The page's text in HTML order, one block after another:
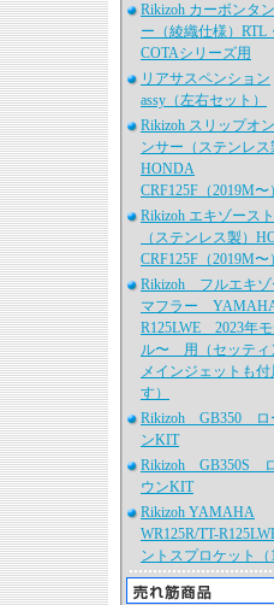
Rikizoh カーボンタ
ー（綾織仕様）RTL・
COTAシリーズ用
リアサスペンション
assy（左右セット）
Rikizoh スリップオ
ンサー（ステンレス
HONDA
CRF125F（2019M〜
Rikizoh エキゾース
（ステンレス製）
CRF125F（2019M〜
Rikizoh フルエキゾ
マフラー
R125LWE 2023年
ル〜 用（セッティ
メインジェットも付
す）
Rikizoh GB350 ロ
ンKIT
Rikizoh GB350S
ウンKIT
Rikizoh YAMAHA
WR125R/TT-
ントスプロケット（